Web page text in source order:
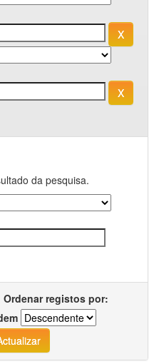
da pesquisa.
Ordenar registos por: